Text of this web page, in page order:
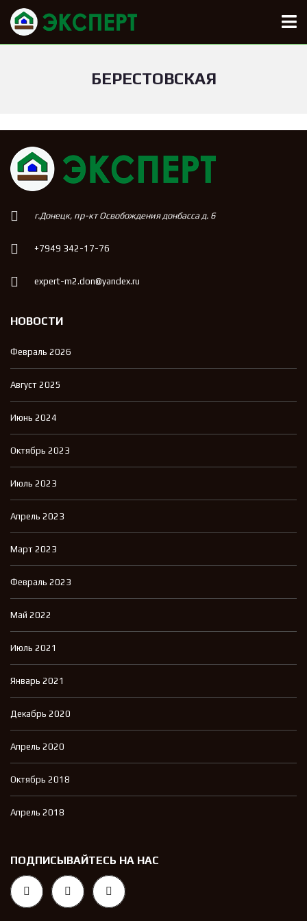
БЕРЕСТОВСКАЯ
г.Донецк, пр-кт Освобождения донбасса д. 6
+7949 342-17-76
expert-m2.don@yandex.ru
НОВОСТИ
Февраль 2026
Август 2025
Июнь 2024
Октябрь 2023
Июль 2023
Апрель 2023
Март 2023
Февраль 2023
Май 2022
Июль 2021
Январь 2021
Декабрь 2020
Апрель 2020
Октябрь 2018
Апрель 2018
ПОДПИСЫВАЙТЕСЬ НА НАС